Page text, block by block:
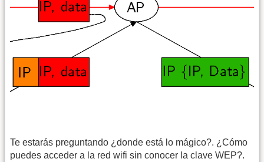
Te estarás preguntando ¿donde está lo mágico?. ¿Cómo
puedes acceder a la red wifi sin conocer la clave WEP?.